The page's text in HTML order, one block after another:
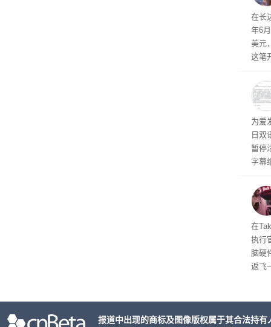
评
米，
上。
依
在长
年6
美元
这笔
称
器、
事
行官
容体
为爱
日双
暂停
字幕
流
在
执行
脑硬
返飞
报道中出现的商标及图像版权属于其合法持